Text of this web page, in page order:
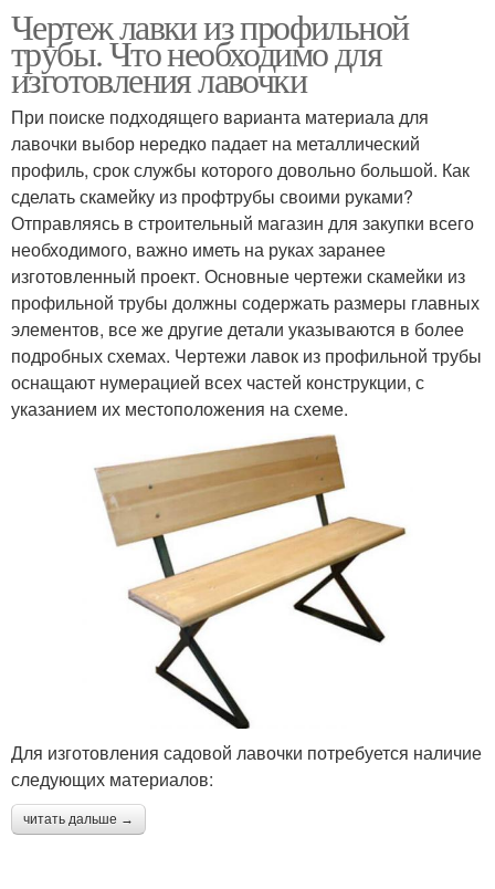
Чертеж лавки из профильной
трубы. Что необходимо для
изготовления лавочки
При поиске подходящего варианта материала для
лавочки выбор нередко падает на металлический
профиль, срок службы которого довольно большой. Как
сделать скамейку из профтрубы своими руками?
Отправляясь в строительный магазин для закупки всего
необходимого, важно иметь на руках заранее
изготовленный проект. Основные чертежи скамейки из
профильной трубы должны содержать размеры главных
элементов, все же другие детали указываются в более
подробных схемах. Чертежи лавок из профильной трубы
оснащают нумерацией всех частей конструкции, с
указанием их местоположения на схеме.
Для изготовления садовой лавочки потребуется наличие
следующих материалов:
читать дальше →